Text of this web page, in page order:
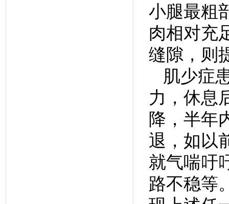
小腿最粗
肉相对充
缝隙，则
肌少症
力，休息
降，半年
退，如以
就气喘吁
路不稳等